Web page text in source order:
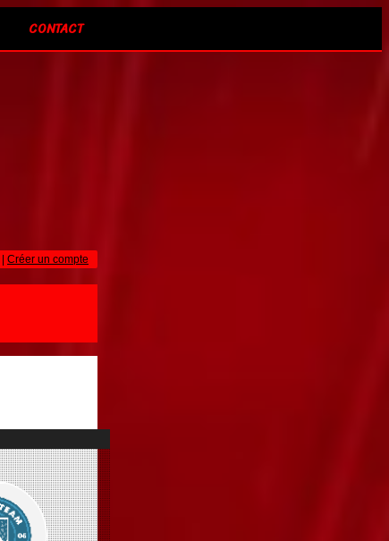
CONTACT
Créer un compte